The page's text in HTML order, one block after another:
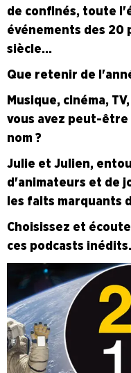
de confinés, toute
événements des 20
siècle...
Que retenir de
Musique, cinéma,
vous avez peut-être
nom ?
Julie et Julien,
d'animateurs et de
les faits marquants
Choisissez et
ces podcasts inédits.